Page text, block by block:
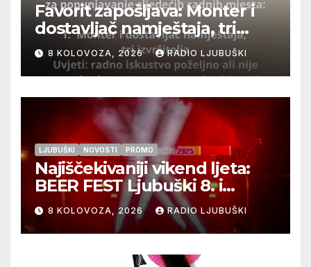
Favorit zapošljava: Monter i
dostavljač namještaja, tri
izvršitelja
8 KOLOVOZA, 2026 RADIO LJUBUŠKI
LJUBUŠKI NOVOSTI PROMO
Najiščekivaniji vikend ljeta:
BEER FEST Ljubuški 8. i
9.kolovoza
8 KOLOVOZA, 2026 RADIO LJUBUŠKI